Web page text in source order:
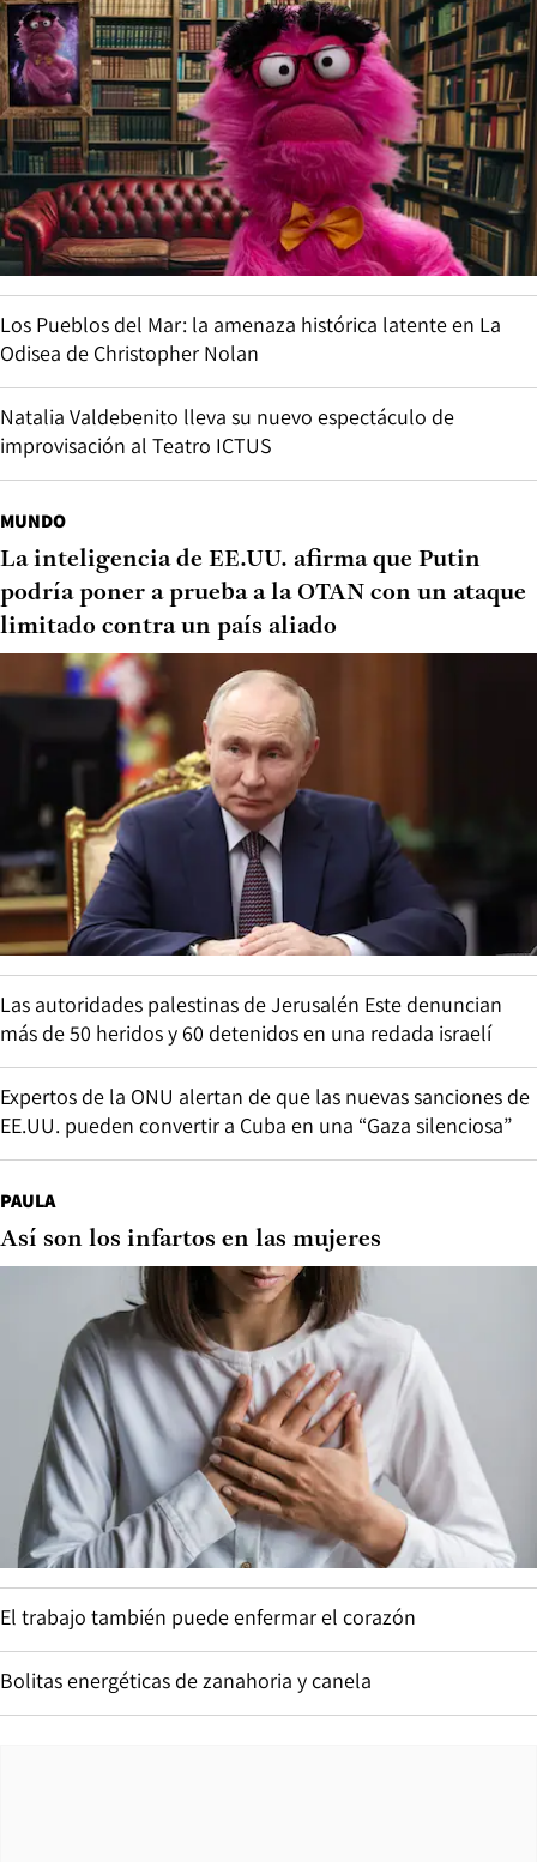
Los Pueblos del Mar: la amenaza histórica latente en La
Odisea de Christopher Nolan
Natalia Valdebenito lleva su nuevo espectáculo de
improvisación al Teatro ICTUS
MUNDO
La inteligencia de EE.UU. afirma que Putin
podría poner a prueba a la OTAN con un ataque
limitado contra un país aliado
Las autoridades palestinas de Jerusalén Este denuncian
más de 50 heridos y 60 detenidos en una redada israelí
Expertos de la ONU alertan de que las nuevas sanciones de
EE.UU. pueden convertir a Cuba en una “Gaza silenciosa”
PAULA
Así son los infartos en las mujeres
El trabajo también puede enfermar el corazón
Bolitas energéticas de zanahoria y canela